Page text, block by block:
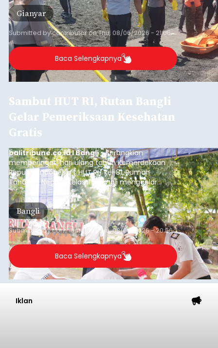
Gianyar
Submitted bycontributoronThu, 08/06/2026 - 21:06
Baca Selengkapnya
Sambut HUT RI, Rutan Bangli
Gelar Pemeriksaan Kesehatan
Gratis
balitribune.co.id I Bangli -Serangkian
memperingati hari ulang tahun Kemerdekaan
Republik Indonesia ( HUT RI) ke-81, Rumah
Tahanan Negara Kelas II B Bangli menggelar
kegiatan pemeriksaan kesehatan gratis, Rabu
(6/8/2026).
Bangli
Submitted bycontributor Thu, 08/06/2026 - 20:56
Baca Selengkapnya
Iklan